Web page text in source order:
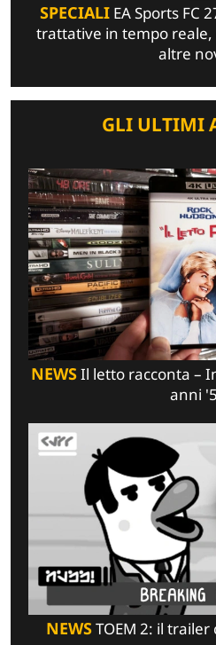
SPECIALIEA Sports FC
trattative in tempo reale,
altre
GLI ULTIMI
NEWSIl letto racconta –
anni
NEWSTOEM 2: il trailer